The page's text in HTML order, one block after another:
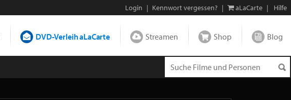
Login | Kennwort vergessen? | aLaCarte | Hilfe
DVD-Verleih aLaCarte Streamen Shop Blog